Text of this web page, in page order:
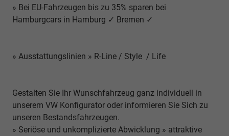
» Bei EU-Fahrzeugen bis zu 35% sparen bei
Hamburgcars in Hamburg ✓ Bremen ✓
» Ausstattungslinien » R-Line / Style / Life
Gestalten Sie Ihr Wunschfahrzeug ganz individuell in
unserem VW Konfigurator oder informieren Sie Sich zu
unseren Bestandsfahrzeugen.
» Seriöse und unkomplizierte Abwicklung » attraktive